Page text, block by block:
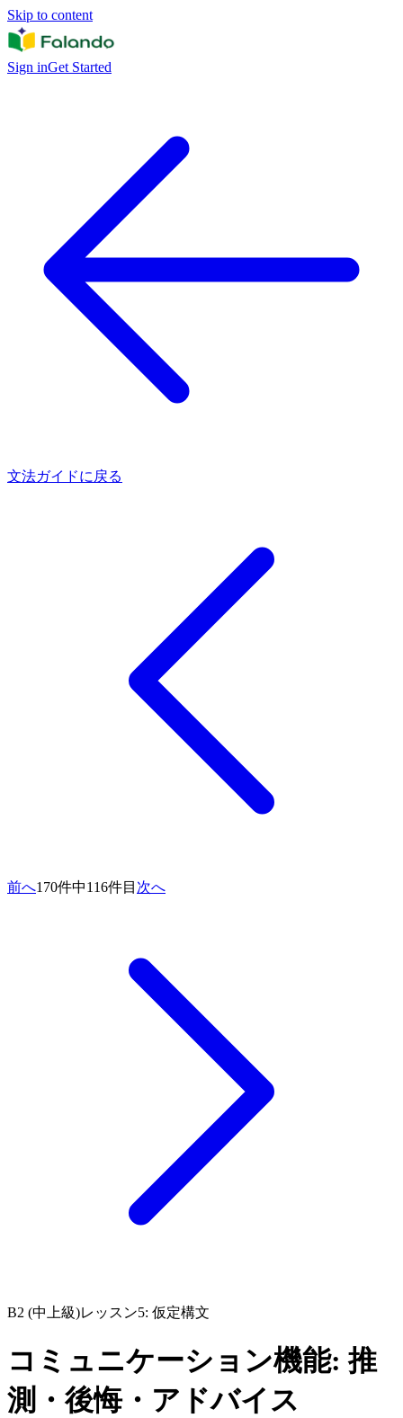
Skip to content
Sign inGet Started
文法ガイドに戻る
前へ170件中116件目 次へ
B2 (中上級)レッスン5: 仮定構文
コミュニケーション機能: 推
測・後悔・アドバイス